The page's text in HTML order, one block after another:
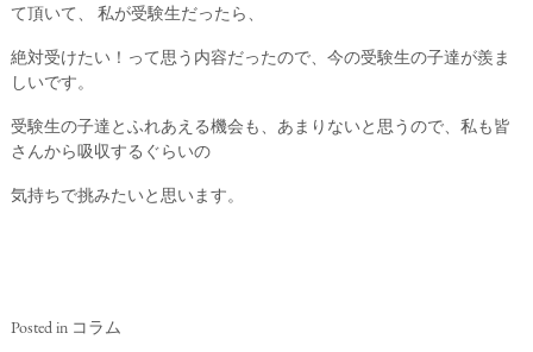
て頂いて、 私が受験生だったら、
絶対受けたい！って思う内容だったので、今の受験生の子達が羨ま
しいです。
受験生の子達とふれあえる機会も、あまりないと思うので、私も皆
さんから吸収するぐらいの
気持ちで挑みたいと思います。
Posted in コラム